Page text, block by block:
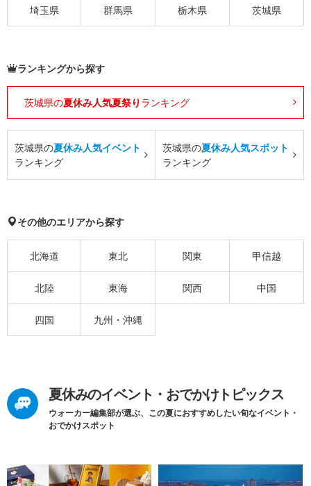
埼玉県 群馬県 栃木県 茨城県
ランキングから探す
茨城県の夏休み人気夏祭り ランキング
茨城県の夏休み人気イベント
ランキング
茨城県の夏休み人気スポット
ランキング
その他のエリアから探す
北海道 東北 関東 甲信越
北陸 東海 関西 中国
四国 九州・沖縄
夏休みのイベント・おでかけトピックス
ウォーカー編集部が選ぶ、この夏におすすめしたい旬なイベント・
おでかけスポット